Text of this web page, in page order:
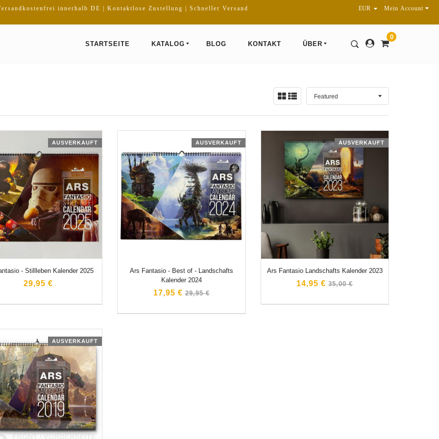
innerhalb DE | Kontaktlose Zustellung | Schneller Versand Mein Account
0
STARTSEITE
KATALOG BLOG KONTAKT ÜBER
Ansicht:
AUSVERKAUFT
- Stillleben Kalender 2025
29,95 €
AUSVERKAUFT
Ars Fantasio - Best of - Landschafts
Kalender 2024
17,95 € Normaler
29,95 €
AUSVERKAUFT
Ars Fantasio Landschafts Kalender 2023
14,95 € Normaler
35,00 €
AUSVERKAUFT